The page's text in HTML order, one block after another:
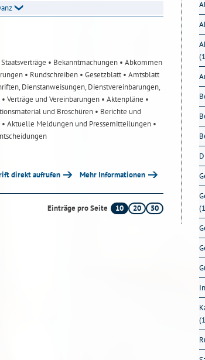
Staatsverträge • Bekanntmachungen • Abkommen
• Rundschreiben • Gesetzblatt• Amtsblatt
Dienstanweisungen, Dienstvereinbarungen,
• Verträge und Vereinbarungen • Aktenpläne •
und Broschüren • Berichte und
• Aktuelle Meldungen und Pressemitteilungen •
direkt aufrufen Mehr Informationen
Einträge pro Seite 10 20 50